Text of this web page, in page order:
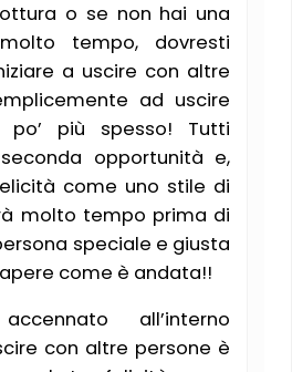
o se non hai una
tempo, dovresti
a uscire con altre
ad uscire
più spesso! Tutti
opportunità e,
come uno stile di
molto tempo prima di
speciale e giusta
come è andata!!
all’interno
con altre persone è